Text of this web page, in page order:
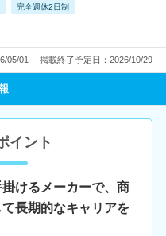
完全週休2日制
05/01 掲載終了予定日：2026/10/29
イント
けるメーカーで、商
長期的なキャリアを